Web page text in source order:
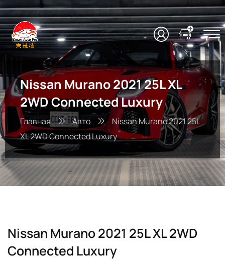
Nissan Murano 2021 25L XL
2WD Connected Luxury
Главная Авто
Nissan Murano 2021 25L
XL 2WD Connected Luxury
Nissan Murano 2021 25L XL 2WD
Connected Luxury